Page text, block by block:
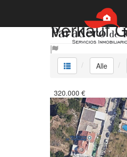
Verkauf
Alle
320.000 €